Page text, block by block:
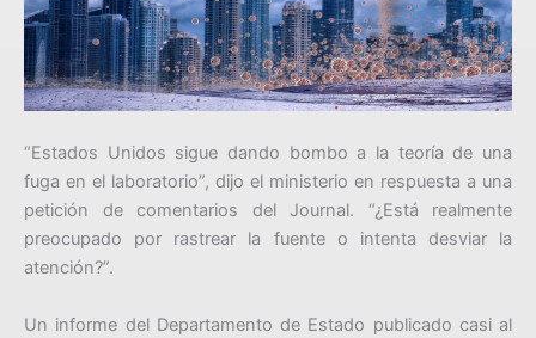
“Estados Unidos sigue dando bombo a la teoría de una
fuga en el laboratorio”, dijo el ministerio en respuesta a una
petición de comentarios del Journal. “¿Está realmente
preocupado por rastrear la fuente o intenta desviar la
atención?”.
Un informe del Departamento de Estado publicado casi al